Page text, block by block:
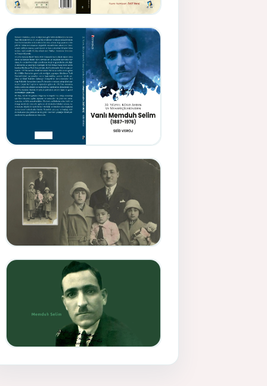
Gazeteci, Yazar, Hukukçu ve
Siyasetçi Kimliğiyle
Mevlanzade Rıfat - Seîd
Veroj
Memduh Selîmê Wanî (1887-
1876)
Mihemed Mîhrî Hîlav ji
afirênerên rewşenbîriya
Memduh Selim ve Xoybûn